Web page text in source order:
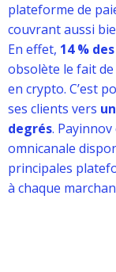
plateforme de
couvrant aussi
En effet, 14 %
obsolète le fait
en crypto. C’est
ses clients vers
degrés.
omnicanale
principales
à chaque